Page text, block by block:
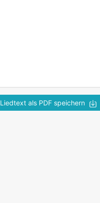
Liedtext als PDF speichern